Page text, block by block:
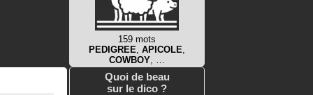
159 mots
PEDIGREE, APICOLE,
COWBOY, …
Quoi de beau
sur le dico ?